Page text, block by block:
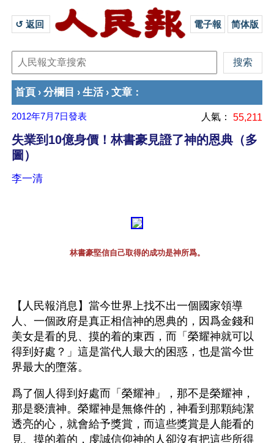
↺ 返回 電子報 简体版
首頁 › 分欄目 › 生活 › 文章 ：
2012年7月7日發表 人氣： 55,211
失業到10億身價！林書豪見證了神的恩典（多
圖）
李一清
林書豪堅信自己取得的成功是神所爲。
【人民報消息】當今世界上找不出一個國家領導
人、一個政府是真正相信神的恩典的，因爲金錢和
美女是看的見、摸的着的東西，而「榮耀神就可以
得到好處？」這是當代人最大的困惑，也是當今世
界最大的墮落。
爲了個人得到好處而「榮耀神」，那不是榮耀神，
那是褻瀆神。榮耀神是無條件的，神看到那顆純潔
透亮的心，就會給予獎賞，而這些獎賞是人能看的
見、摸的着的，虔誠信仰神的人卻沒有把這些所得